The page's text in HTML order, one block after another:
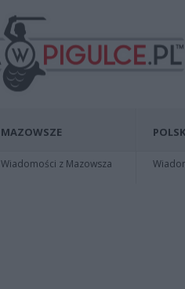
MAZOWSZE
Wiadomości z Mazowsza